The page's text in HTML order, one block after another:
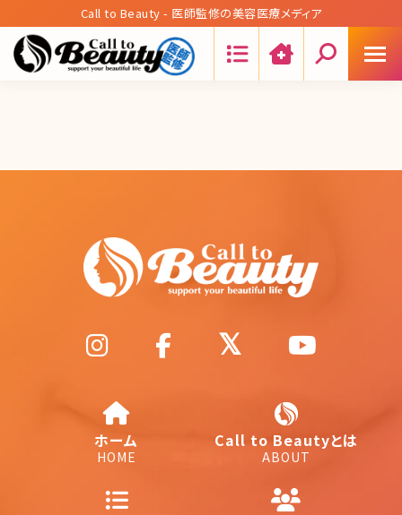
Call to Beauty - 医師監修の美容医療メディア
ホーム
HOME
Call to Beautyとは
ABOUT